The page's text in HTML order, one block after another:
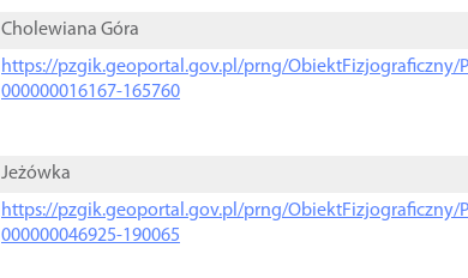
Cholewiana Góra
https://pzgik.geoportal.gov.pl/prng/ObiektFizjograficzny/
000000016167-165760
Jeżówka
https://pzgik.geoportal.gov.pl/prng/ObiektFizjograficzny/
000000046925-190065